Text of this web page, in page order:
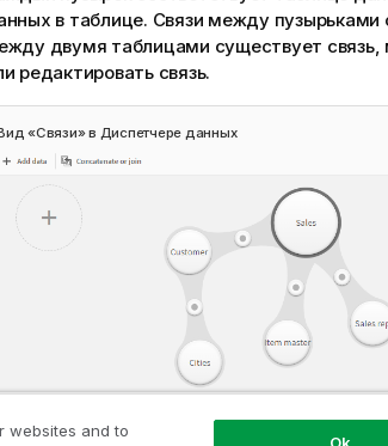
в таблице. Связи между
двумя таблицами существует
редактировать связь.
«Связи» в Диспетчере данных
websites and to